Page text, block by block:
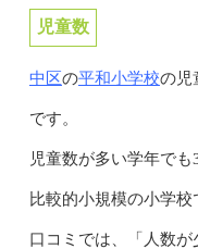
児童数
中区の平和小学校の児
です。
児童数が多い学年でも
比較的小規模の小学校
口コミでは、「人数